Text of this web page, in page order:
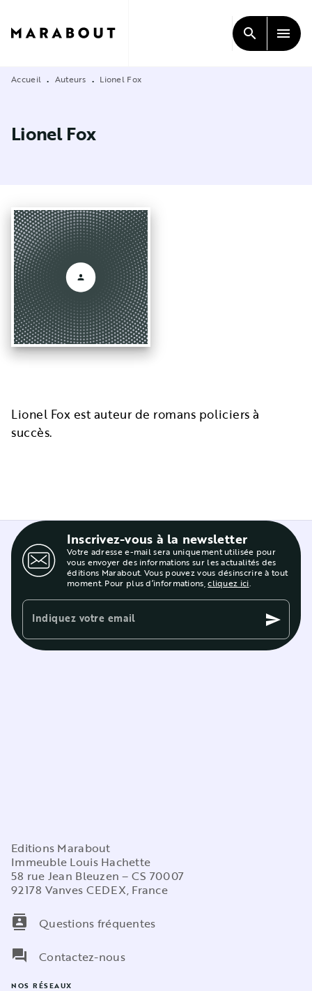
CONTENU
search menu
Accueil • Auteurs • Lionel Fox
Lionel Fox
Lionel Fox est auteur de romans policiers à
succès.
Inscrivez-vous à la newsletter
Votre adresse e-mail sera uniquement utilisée pour
vous envoyer des informations sur les actualités des
éditions Marabout. Vous pouvez vous désinscrire à tout
moment. Pour plus d’informations,cliquez ici.
Indiquez votre email send
Editions Marabout
Immeuble Louis Hachette
58 rue Jean Bleuzen – CS 70007
92178 Vanves CEDEX, France
contacts
Questions fréquentes
question_answer
Contactez-nous
NOS RÉSEAUX